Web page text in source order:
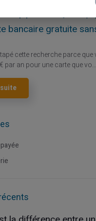
Veritas Carte
bancaire gratuite
cette recherche parce
par an pour une carte que vo...